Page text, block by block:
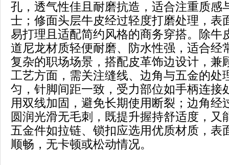
孔，透气性佳且耐磨抗造，适合注重质感
士；修面头层牛皮经过轻度打磨处理，表
易打理且适配简约风格的商务穿搭。除牛
道尼龙材质轻便耐磨、防水性强，适合经
复杂的职场场景，搭配皮革饰边设计，兼
工艺方面，需关注缝线、边角与五金的处
匀，针脚间距一致，受力部位如手柄连接
用双线加固，避免长期使用断裂；边角经
圆润光滑无毛刺，既提升握持舒适度，又
五金件如拉链、锁扣应选用优质材质，表
顺畅，无卡顿或松动情况。